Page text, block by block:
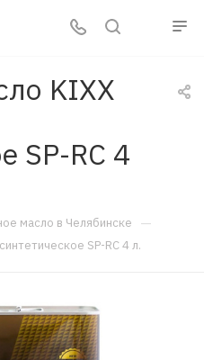
KIXX
SP-RC 4
масло в Челябинске —
SP-RC 4 л.